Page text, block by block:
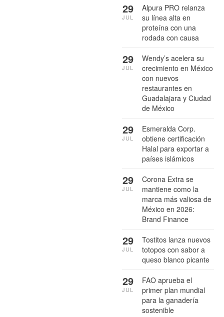
Alpura PRO relanza
su línea alta en
proteína con una
rodada con causa
29
JUL
Wendy’s acelera su
crecimiento en México
con nuevos
restaurantes en
Guadalajara y Ciudad
de México
29
JUL
Esmeralda Corp.
obtiene certificación
Halal para exportar a
países islámicos
29
JUL
Corona Extra se
mantiene como la
marca más valiosa de
México en 2026:
Brand Finance
29
JUL
Tostitos lanza nuevos
totopos con sabor a
queso blanco picante
29
JUL
FAO aprueba el
primer plan mundial
para la ganadería
sostenible
29
JUL